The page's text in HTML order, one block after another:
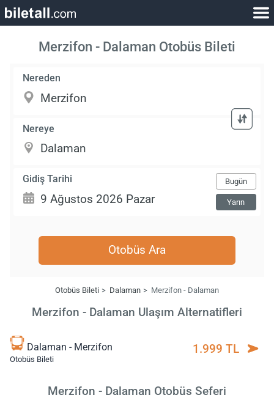
Merzifon - Dalaman Otobüs Bileti
Nereden
Nereye
Gidiş Tarihi Bugün
Yarın
Otobüs Ara
Otobüs Bileti Dalaman Merzifon - Dalaman
Merzifon - Dalaman Ulaşım Alternatifleri
Dalaman - Merzifon
Otobüs Bileti
1.999 TL
Merzifon - Dalaman Otobüs Seferi